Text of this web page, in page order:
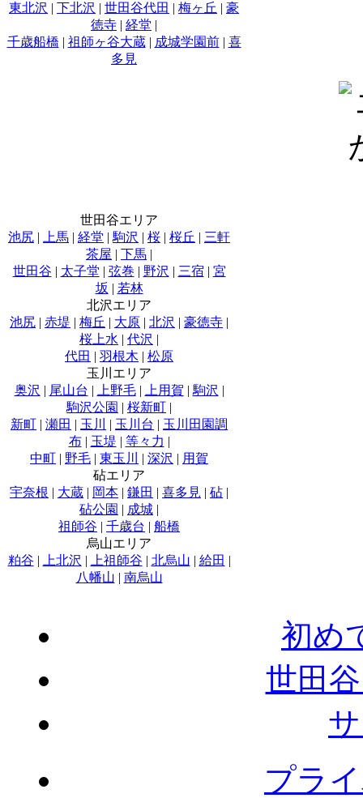
東北沢 | 下北沢 | 世田谷代田 | 梅ヶ丘 | 豪
徳寺 | 経堂 |
千歳船橋 | 祖師ヶ谷大蔵| 成城学園前| 喜
多見
世田谷エリア
池尻 | 上馬 | 経堂 | 駒沢 | 桜 | 桜丘 | 三軒
茶屋 | 下馬 |
世田谷 | 太子堂 | 弦巻 | 野沢 | 三宿 | 宮
坂 | 若林
北沢エリア
池尻 | 赤堤 | 梅丘 | 大原 | 北沢 | 豪徳寺 |
桜上水 | 代沢 |
代田 | 羽根木 | 松原
玉川エリア
奥沢 | 尾山台 | 上野毛| 上用賀 | 駒沢 |
駒沢公園 | 桜新町 |
新町 | 瀬田 | 玉川 | 玉川台 | 玉川田園調
布| 玉堤 | 等々力 |
中町 | 野毛 | 東玉川 | 深沢 | 用賀
砧エリア
宇奈根 | 大蔵 | 岡本 | 鎌田 | 喜多見 | 砧 |
砧公園 | 成城 |
祖師谷 | 千歳台 | 船橋
烏山エリア
粕谷 | 上北沢 | 上祖師谷 | 北烏山 | 給田 |
八幡山 | 南烏山
初め
世田
プラ